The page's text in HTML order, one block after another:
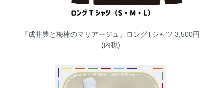
『成井豊と梅棒のマリアージュ』ロングTシャツ 3,500円
(内税)